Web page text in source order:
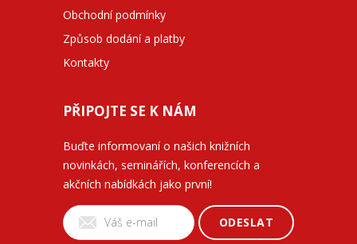
Obchodní podmínky
Způsob dodání a platby
Kontakty
PŘIPOJTE SE K NÁM
Buďte informovaní o našich knižních
novinkách, seminářích, konferencích a
akčních nabídkách jako první!
ODESLAT